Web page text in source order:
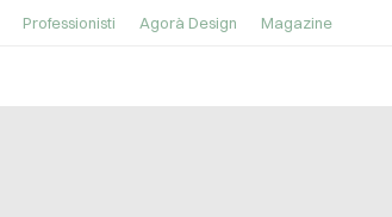
Professionisti Agorà Design Magazine